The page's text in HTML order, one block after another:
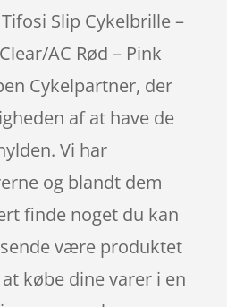
Slip Cykelbrille –
AC Rød – Pink
Cykelpartner, der
af at have de
Vi har
og blandt dem
finde noget du kan
være produktet
købe dine varer i en